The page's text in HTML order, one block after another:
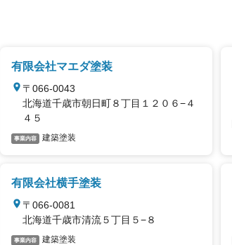
有限会社マエダ塗装
〒066-0043
北海道千歳市朝日町８丁目１２０６−４
４５
事業内容 建築塗装
有限会社横手塗装
〒066-0081
北海道千歳市清流５丁目５−８
事業内容 建築塗装